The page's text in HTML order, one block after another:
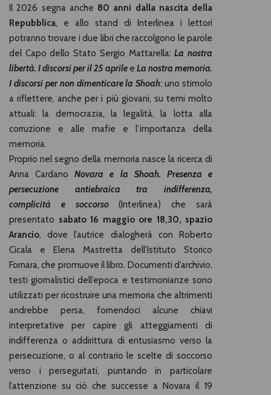
Il 2026 segna anche 80 anni dalla nascita della
Repubblica, e allo stand di Interlinea i lettori
potranno trovare i due libri che raccolgono le parole
del Capo dello Stato Sergio Mattarella:La nostra
libertà. I discorsi per il 25 aprile e La nostra memoria.
I discorsi per non dimenticare la Shoah: uno stimolo
a riflettere, anche per i più giovani, su temi molto
attuali: la democrazia, la legalità, la lotta alla
corruzione e alle mafie e l’importanza della
memoria.
Proprio nel segno della memoria nasce la ricerca di
Anna CardanoNovara e la Shoah. Presenza e
persecuzione antiebraica tra indifferenza,
complicità e soccorso(Interlinea) che sarà
presentato sabato 16 maggio ore 18,30, spazio
Arancio, dove l’autrice dialogherà con Roberto
Cicala e Elena Mastretta dell’Istituto Storico
Fornara, che promuove il libro. Documenti d’archivio,
testi giornalistici dell’epoca e testimonianze sono
utilizzati per ricostruire una memoria che altrimenti
andrebbe persa, fornendoci alcune chiavi
interpretative per capire gli atteggiamenti di
indifferenza o addirittura di entusiasmo verso la
persecuzione, o al contrario le scelte di soccorso
verso i perseguitati, puntando in particolare
l’attenzione su ciò che successe a Novara il 19